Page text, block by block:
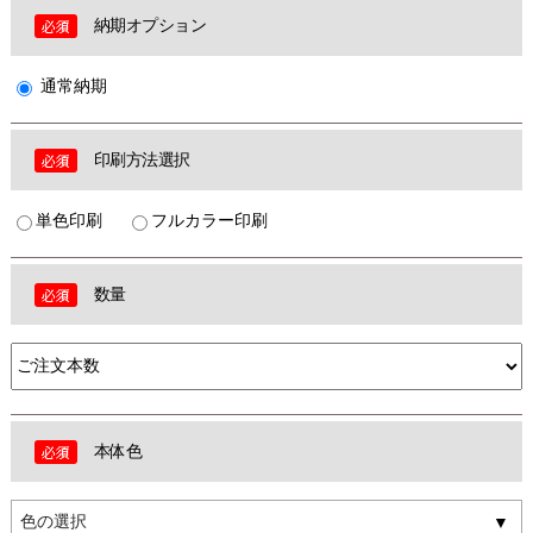
納期オプション
通常納期
印刷方法選択
単色印刷 フルカラー印刷
数量
本体色
色の選択